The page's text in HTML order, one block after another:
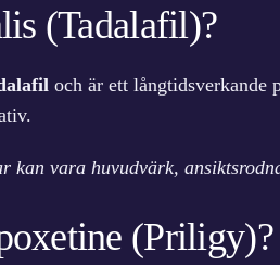
(Tadalafil)?
och är ett långtidsverkande
kan vara huvudvärk,
(Priligy)?